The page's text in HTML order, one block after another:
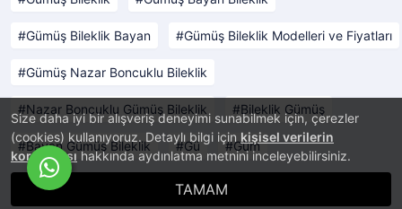
Size daha iyi bir alışveriş deneyimi sunabilmek için, çerezler
(cookies) kullanıyoruz. Detaylı bilgi için kişisel verilerin
korunmasıhakkında aydınlatma metnini inceleyebilirsiniz.
TAMAM
Gümüş Bileklik Bayan Gümüş Bileklik Modelleri ve Fiyatları
Gümüş Nazar Boncuklu Bileklik
Nazar Boncuklu Gümüş Bileklik Bileklik Gümüş
Bayan Gümüş Bileklik Gü Güm
E-Ticaret Sistemi